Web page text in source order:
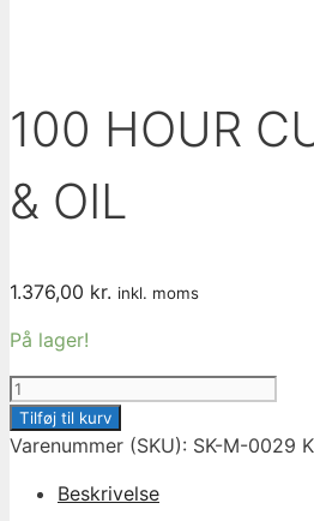
100 HOUR
& OIL
1.376,00 kr. inkl. moms
På lager!
100
HOUR
CUSTOMIZED
Tilføj til kurv
Varenummer (SKU): SK-M-0029
Beskrivelse